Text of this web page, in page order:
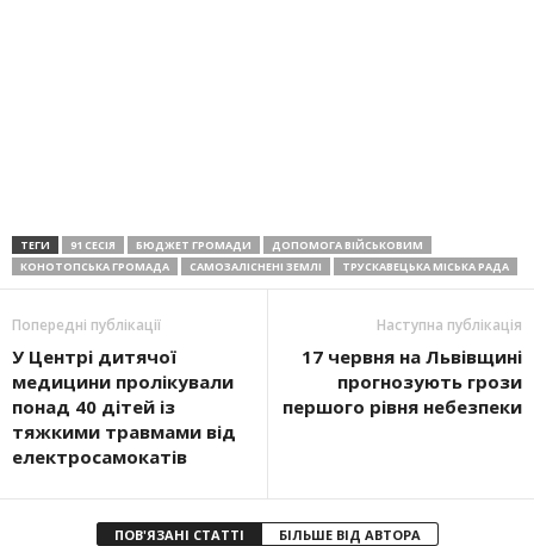
ТЕГИ 91 СЕСІЯ БЮДЖЕТ ГРОМАДИ
ДОПОМОГА ВІЙСЬКОВИМ
КОНОТОПСЬКА ГРОМАДА
САМОЗАЛІСНЕНІ ЗЕМЛІ ТРУСКАВЕЦЬКА МІСЬКА РАДА
Попередні публікації
У Центрі дитячої
медицини пролікували
понад 40 дітей із
тяжкими травмами від
електросамокатів
Наступна публікація
17 червня на Львівщині
прогнозують грози
першого рівня небезпеки
ПОВ'ЯЗАНІ СТАТТІ БІЛЬШЕ ВІД АВТОРА